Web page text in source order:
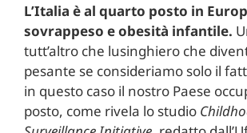
L’Italia è al quarto posto in
sovrappeso e obesità infantile.
tutt’altro che lusinghiero che
pesante se consideriamo solo il
in questo caso il nostro Paese
posto, come rivela lo studio